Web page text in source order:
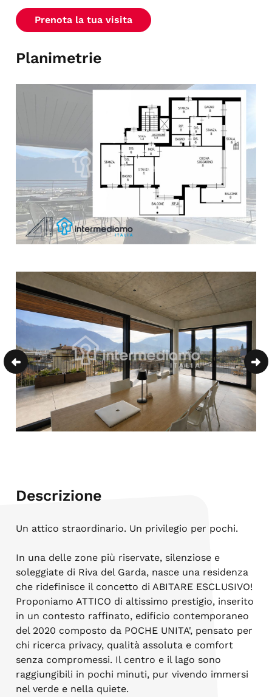
Prenota la tua visita
Planimetrie
Descrizione
Un attico straordinario. Un privilegio per pochi.
In una delle zone più riservate, silenziose e
soleggiate di Riva del Garda, nasce una residenza
che ridefinisce il concetto di ABITARE ESCLUSIVO!
Proponiamo ATTICO di altissimo prestigio, inserito
in un contesto raffinato, edificio contemporaneo
del 2020 composto da POCHE UNITA', pensato per
chi ricerca privacy, qualità assoluta e comfort
senza compromessi. Il centro e il lago sono
raggiungibili in pochi minuti, pur vivendo immersi
nel verde e nella quiete.